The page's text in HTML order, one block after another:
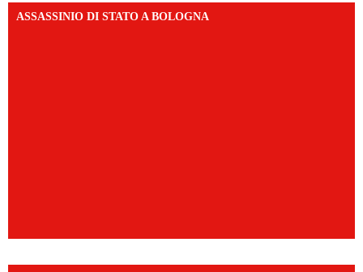
ASSASSINIO DI STATO A BOLOGNA